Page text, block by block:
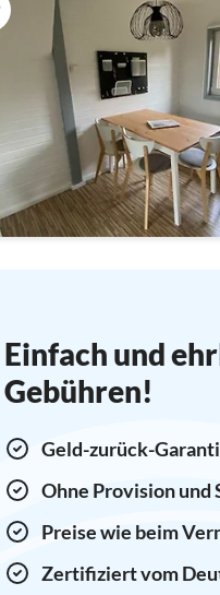
Einfach und
Gebühren!
Geld-zurück-
Ohne Provision und
Preise wie beim
Zertifiziert vom